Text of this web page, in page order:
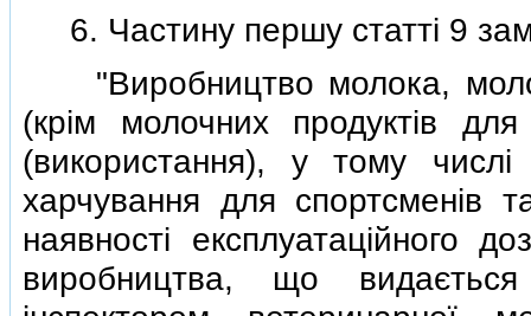
6. Частину першу статтi 9
"Виробництво молока,
(крiм молочних продуктiв для
(використання), у тому числi
харчування для спортсменiв
наявностi експлуатацiйного
виробництва, що